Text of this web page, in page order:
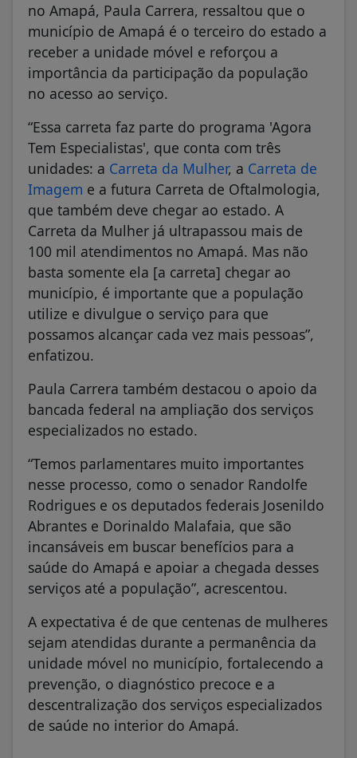
no Amapá, Paula Carrera, ressaltou que o
município de Amapá é o terceiro do estado a
receber a unidade móvel e reforçou a
importância da participação da população
no acesso ao serviço.
“Essa carreta faz parte do programa 'Agora
Tem Especialistas', que conta com três
unidades: a Carreta da Mulher, a Carreta de
Imagem e a futura Carreta de Oftalmologia,
que também deve chegar ao estado. A
Carreta da Mulher já ultrapassou mais de
100 mil atendimentos no Amapá. Mas não
basta somente ela [a carreta] chegar ao
município, é importante que a população
utilize e divulgue o serviço para que
possamos alcançar cada vez mais pessoas”,
enfatizou.
Paula Carrera também destacou o apoio da
bancada federal na ampliação dos serviços
especializados no estado.
“Temos parlamentares muito importantes
nesse processo, como o senador Randolfe
Rodrigues e os deputados federais Josenildo
Abrantes e Dorinaldo Malafaia, que são
incansáveis em buscar benefícios para a
saúde do Amapá e apoiar a chegada desses
serviços até a população”, acrescentou.
A expectativa é de que centenas de mulheres
sejam atendidas durante a permanência da
unidade móvel no município, fortalecendo a
prevenção, o diagnóstico precoce e a
descentralização dos serviços especializados
de saúde no interior do Amapá.